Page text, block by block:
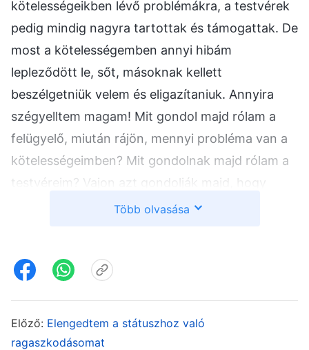
kötelességeikben lévő problémákra, a testvérek
pedig mindig nagyra tartottak és támogattak. De
most a kötelességemben annyi hibám
lepleződött le, sőt, másoknak kellett
beszélgetniük velem és eligazítaniuk. Annyira
szégyelltem magam! Mit gondol majd rólam a
felügyelő, miután rájön, mennyi probléma van a
kötelességeimben? Mit gondolnak majd rólam a
testvéreim? Vajon azt gondolják majd, hogy
rossz a képességem, és nem szívvel-lélekkel
vizsgáltam meg az állapotomat. Ehelyett csak
egy átmeneti kudarc. Amíg hajlandó vagyok
keményen dolgozni, ezek a problémák
Több olvasása
Előző: Elengedtem a státuszhoz való
ragaszkodásomat